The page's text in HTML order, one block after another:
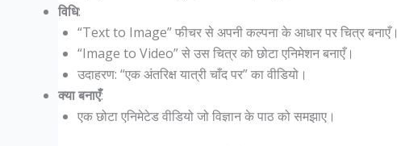
विधि:
“Text to Image” फीचर से अपनी कल्पना के आधार पर चित्र बनाएँ।
“Image to Video” से उस चित्र को छोटा एनिमेशन बनाएँ।
उदाहरण: “एक अंतरिक्ष यात्री चाँद पर” का वीडियो।
क्या बनाएँ:
एक छोटा एनिमेटेड वीडियो जो विज्ञान के पाठ को समझाए।